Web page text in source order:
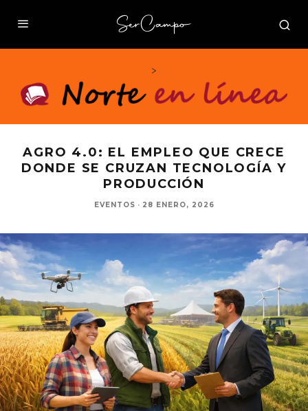
>
AGRO 4.0: EL EMPLEO QUE CRECE
DONDE SE CRUZAN TECNOLOGÍA Y
PRODUCCIÓN
EVENTOS · 28 ENERO, 2026